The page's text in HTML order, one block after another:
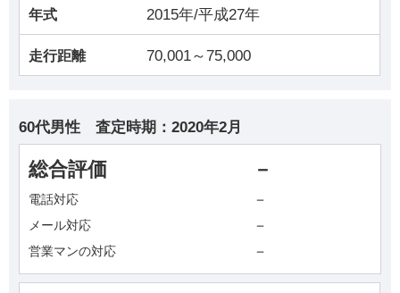
年式 2015年/平成27年
走行距離 70,001～75,000
60代男性 査定時期： 2020年2月
総合評価 －
電話対応 －
メール対応 －
営業マンの対応 －